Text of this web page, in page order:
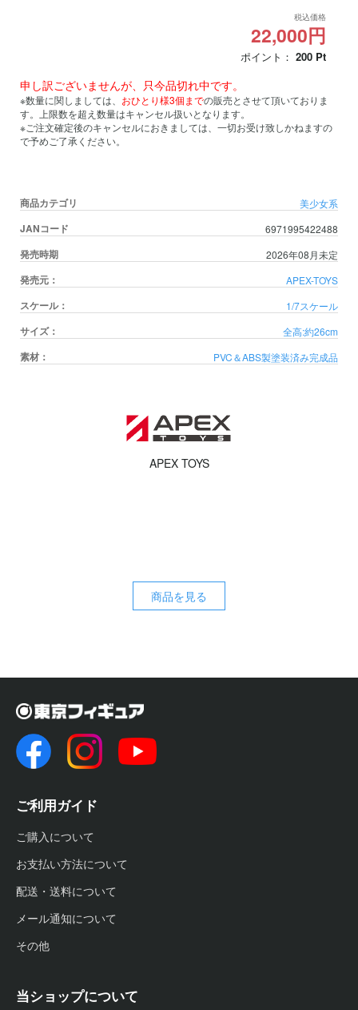
税込価格
22,000円
ポイント： 200 Pt
申し訳ございませんが、只今品切れ中です。
※数量に関しましては、 おひとり様3個までの販売とさせて頂いておりま
す。上限数を超え数量はキャンセル扱いとなります。
※ご注文確定後のキャンセルにおきましては、一切お受け致しかねますの
で予めご了承ください。
商品カテゴリ 美少女系
JANコード 6971995422488
発売時期 2026年08月未定
発売元： APEX-TOYS
スケール： 1/7スケール
サイズ： 全高:約26cm
素材： PVC＆ABS製塗装済み完成品
APEX TOYS
商品を見る
ご利用ガイド
ご購入について
お支払い方法について
配送・送料について
メール通知について
その他
当ショップについて